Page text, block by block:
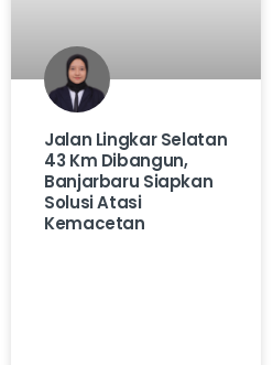
Jalan Lingkar Selatan
43 Km Dibangun,
Banjarbaru Siapkan
Solusi Atasi
Kemacetan